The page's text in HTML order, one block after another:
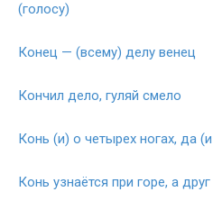
(голосу)
Конец — (всему) делу венец
Кончил дело, гуляй смело
Конь (и) о четырех ногах, да
Конь узнаётся при горе, а